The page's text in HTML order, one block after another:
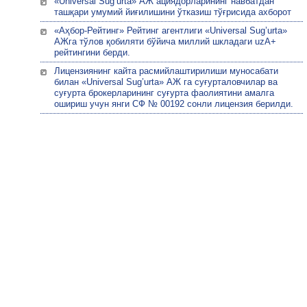
ташқари умумий йиғилишини ўтказиш тўғрисида ахборот
«Аҳбор-Рейтинг» Рейтинг агентлиги «Universal Sug’urta»
АЖга тўлов қобиляти бўйича миллий шкладаги uzA+
рейтингини берди.
Лицензиянинг кайта расмийлаштирилиши муносабати
билан «Univеrsal Sug’urta» АЖ га суғурталовчилар ва
суғурта брокерларининг суғурта фаолиятини амалга
ошириш учун янги СФ № 00192 сонли лицензия берилди.